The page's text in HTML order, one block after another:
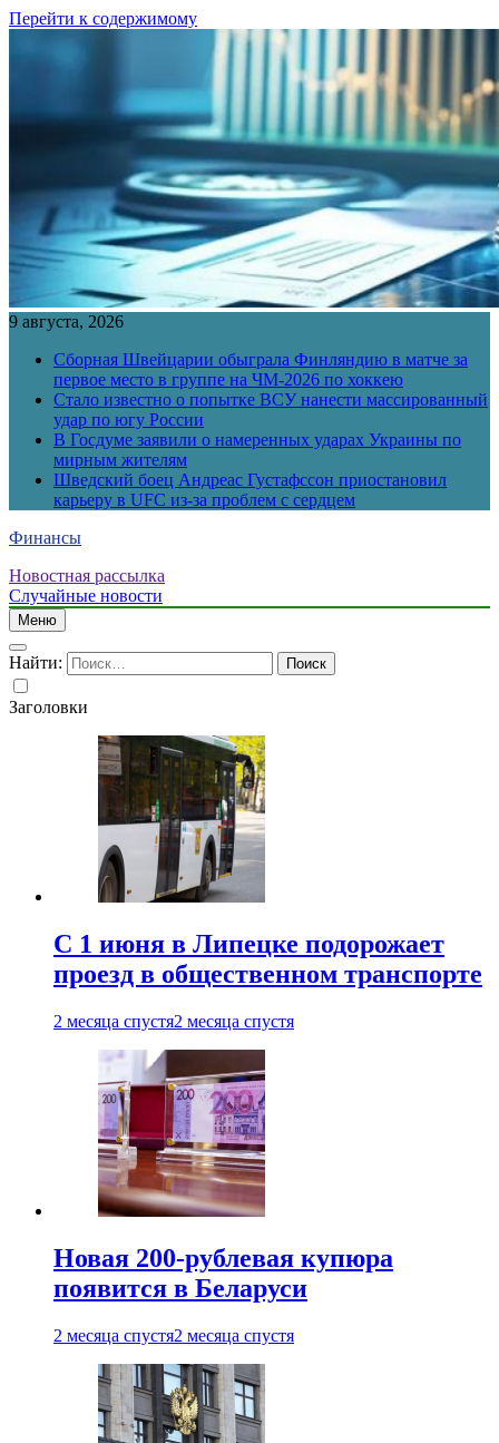
Перейти к содержимому
9 августа, 2026
Сборная Швейцарии обыграла Финляндию в матче за
первое место в группе на ЧМ-2026 по хоккею
Стало известно о попытке ВСУ нанести массированный
удар по югу России
В Госдуме заявили о намеренных ударах Украины по
мирным жителям
Шведский боец Андреас Густафссон приостановил
карьеру в UFC из-за проблем с сердцем
Финансы
Новостная рассылка
Случайные новости
Меню
Найти:
Заголовки
С 1 июня в Липецке подорожает
проезд в общественном транспорте
2 месяца спустя2 месяца спустя
Новая 200-рублевая купюра
появится в Беларуси
2 месяца спустя2 месяца спустя